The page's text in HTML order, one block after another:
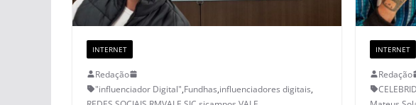
INTERNET
Redação
"influenciador Digital",Fundhas,influenciadores digitais,
INTERNET
Redação